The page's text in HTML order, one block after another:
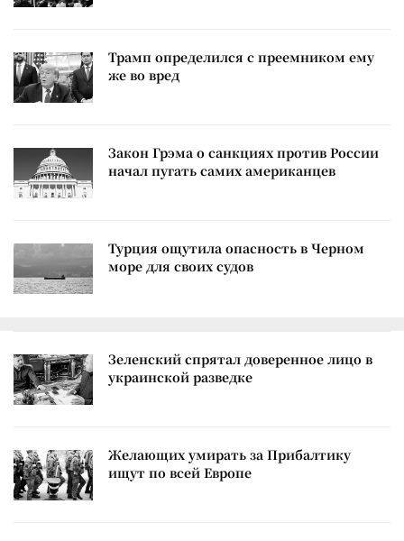
Трамп определился с преемником ему
же во вред
Закон Грэма о санкциях против России
начал пугать самих американцев
Турция ощутила опасность в Черном
море для своих судов
Зеленский спрятал доверенное лицо в
украинской разведке
Желающих умирать за Прибалтику
ищут по всей Европе